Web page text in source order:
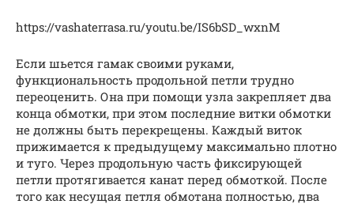
https://vashaterrasa.ru/youtu.be/IS6bSD_wxnM
Если шьется гамак своими руками,
функциональность продольной петли трудно
переоценить. Она при помощи узла закрепляет два
конца обмотки, при этом последние витки обмотки
не должны быть перекрещены. Каждый виток
прижимается к предыдущему максимально плотно
и туго. Через продольную часть фиксирующей
петли протягивается канат перед обмоткой. После
того как несущая петля обмотана полностью, два